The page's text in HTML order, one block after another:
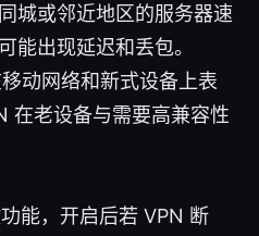
城或邻近地区的服务器速
能出现延迟和丢包。
动网络和新式设备上表
在老设备与需要高兼容性
能，开启后若 VPN 断